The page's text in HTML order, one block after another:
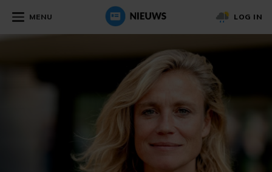
MENU LOG IN